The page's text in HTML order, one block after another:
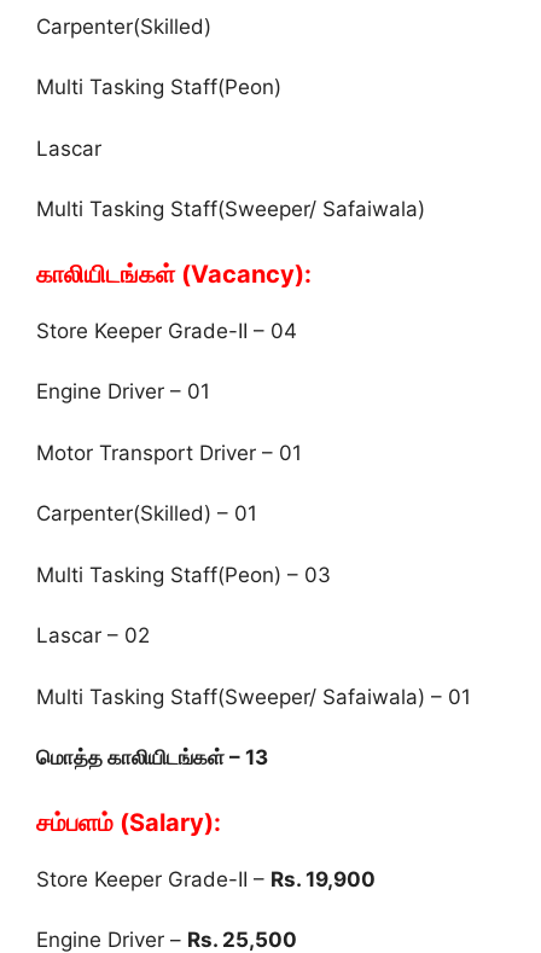
Carpenter(Skilled)
Multi Tasking Staff(Peon)
Lascar
Multi Tasking Staff(Sweeper/ Safaiwala)
காலியிடங்கள் (Vacancy):
Store Keeper Grade-II – 04
Engine Driver – 01
Motor Transport Driver – 01
Carpenter(Skilled) – 01
Multi Tasking Staff(Peon) – 03
Lascar – 02
Multi Tasking Staff(Sweeper/ Safaiwala) – 01
மொத்த காலியிடங்கள் – 13
சம்பளம் (Salary):
Store Keeper Grade-II – Rs. 19,900
Engine Driver – Rs. 25,500